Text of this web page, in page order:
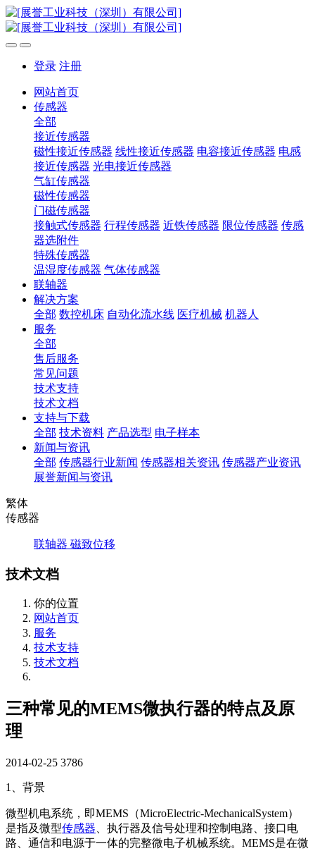
登录 注册
网站首页
传感器
全部
接近传感器
磁性接近传感器 线性接近传感器 电容接近传感器 电感
接近传感器 光电接近传感器
气缸传感器
磁性传感器
门磁传感器
接触式传感器 行程传感器 近铁传感器 限位传感器 传感
器选附件
特殊传感器
温湿度传感器 气体传感器
联轴器
解决方案
全部 数控机床 自动化流水线 医疗机械 机器人
服务
全部
售后服务
常见问题
技术支持
技术文档
支持与下载
全部 技术资料 产品选型 电子样本
新闻与资讯
全部 传感器行业新闻 传感器相关资讯 传感器产业资讯
展誉新闻与资讯
繁体
传感器
联轴器 磁致位移
技术文档
你的位置
网站首页
服务
技术支持
技术文档
三种常见的MEMS微执行器的特点及原
理
2014-02-25 3786
1、背景
微型机电系统，即MEMS（MicroElectric-MechanicalSystem）
是指及微型传感器 、执行器及信号处理和控制电路、接口电
路、通信和电源于一体的完整微电子机械系统。MEMS是在微